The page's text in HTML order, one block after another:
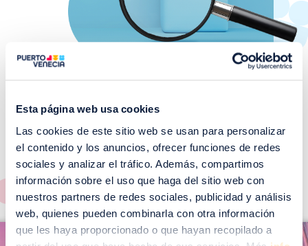
Esta página web usa cookies
Las cookies de este sitio web se usan para personalizar
el contenido y los anuncios, ofrecer funciones de redes
sociales y analizar el tráfico. Además, compartimos
información sobre el uso que haga del sitio web con
nuestros partners de redes sociales, publicidad y análisis
web, quienes pueden combinarla con otra información
que les haya proporcionado o que hayan recopilado a
¡No te pierdas nuestros
EVENTOS!
Ver todos >
m